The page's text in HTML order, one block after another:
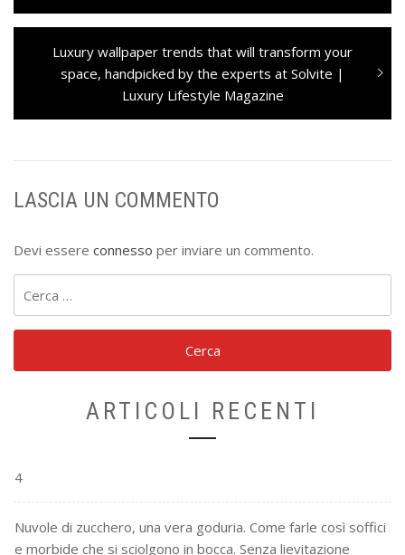
Next
post:
Luxury wallpaper trends that will transform your
space, handpicked by the experts at Solvite |
Luxury Lifestyle Magazine
LASCIA UN COMMENTO
Devi essere connesso per inviare un commento.
per:
ARTICOLI RECENTI
4
Nuvole di zucchero, una vera goduria. Come farle così soffici
e morbide che si sciolgono in bocca. Senza lievitazione